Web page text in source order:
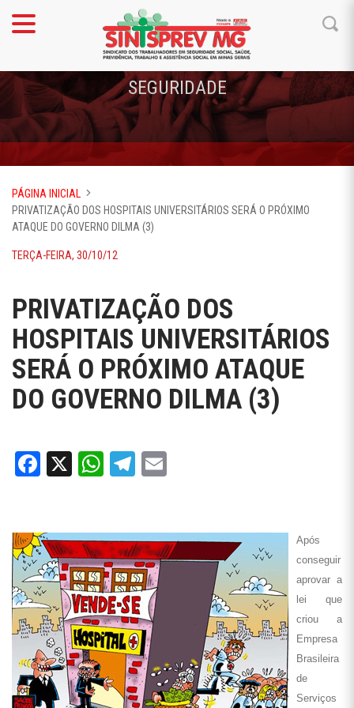
SEGURIDADE
PÁGINA INICIAL
PRIVATIZAÇÃO DOS HOSPITAIS UNIVERSITÁRIOS SERÁ O PRÓXIMO
ATAQUE DO GOVERNO DILMA (3)
TERÇA-FEIRA, 30/10/12
PRIVATIZAÇÃO DOS
HOSPITAIS UNIVERSITÁRIOS
SERÁ O PRÓXIMO ATAQUE
DO GOVERNO DILMA (3)
Facebook
X WhatsApp
Telegram
Após
conseguir
aprovar a
lei que
criou a
Empresa
Brasileira
de
Serviços